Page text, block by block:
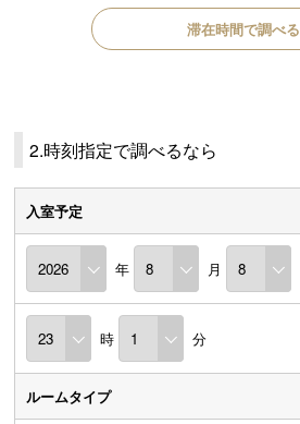
滞在時間で調べる
2.時刻指定で調べるなら
入室予定
年 月
時 分
ルームタイプ